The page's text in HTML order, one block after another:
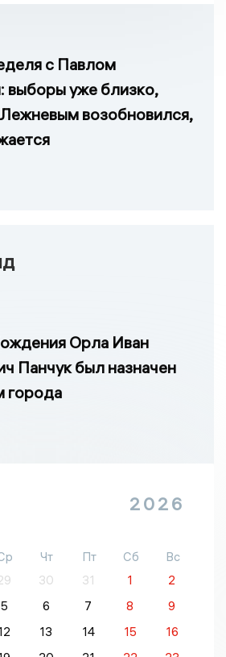
с Павлом
уже близко,
возобновился,
Орла Иван
Панчук был назначен
города
2026
Чт Пт Сб
Вс
30 31 1
2
5 6 7 8
9
13 14 15
16